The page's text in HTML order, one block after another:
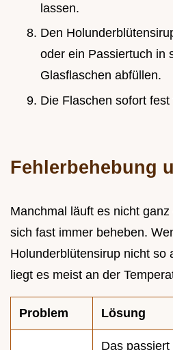
lassen.
Den
oder ein Passiertuch in
Glasflaschen abfüllen.
Die Flaschen sofort
Fehlerbehebung
Manchmal läuft es nicht
sich fast immer beheben.
Holunderblütensirup nicht so
liegt es meist an der
Problem Lösung
Das